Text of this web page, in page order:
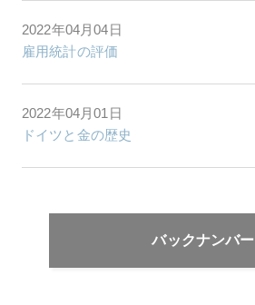
2022年04月04日
雇用統計の評価
2022年04月01日
ドイツと金の歴史
バックナンバー